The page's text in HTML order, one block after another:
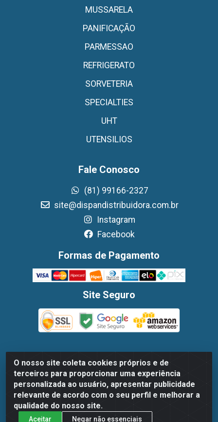
O nosso site coleta cookies próprios e de
terceiros para proporcionar uma experiência
personalizada ao usuário, apresentar publicidade
relevante de acordo com o seu perfil e melhorar a
qualidade do nosso site.
Aceitar Negar não essenciais
MUSSARELA
PANIFICAÇÃO
PARMESSAO
REFRIGERATO
SORVETERIA
SPECIALTIES
UHT
UTENSILIOS
Fale Conosco
(81) 99166-2327
site@dispandistribuidora.com.br
Instagram
Facebook
Formas de Pagamento
Site Seguro
Dispan Distribuidora de Alimentos LTDA - Avenida Marechal
Mascarenhas De Moraes, 1048- Imbiribeira, Recife/PE - CEP
51.170-000 - CNPJ 30.779.584/0003-78